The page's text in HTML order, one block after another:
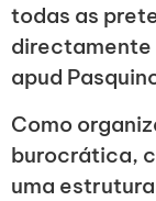
todas as
directamente
apud
Como
burocrática,
uma